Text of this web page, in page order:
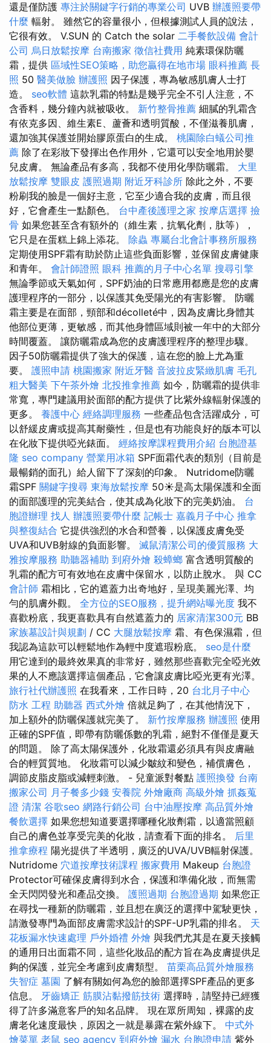
還是僅防護 專注於關鍵字行銷的專業公司 UVB 辦護照要帶
什麼 輻射。 雖然它的容量很小，但根據測試人員的說法，
它很有效。 V.SUN 的 Catch the solar 二手餐飲設備 會計
公司 烏日放鬆按摩 台南搬家 徵信社費用 純素環保防曬
霜，提供 區域性SEO策略，助您贏得在地市場 眼科推薦 長
照 50 醫美做臉 辦護照 因子保護，專為敏感肌膚人士打
造。 seo軟體 這款乳霜的特點是幾乎完全不引人注意，不
含香料，幾分鐘內就被吸收。 新竹整骨推薦 細膩的乳霜含
有依克多因、維生素E、蘆薈和透明質酸，不僅滋養肌膚，
還加強其保護並開始膠原蛋白的生成。 桃園除白蟻公司推
薦 除了在彩妝下發揮出色作用外，它還可以安全地用於嬰
兒皮膚。 無論產品有多高，我都不使用化學防曬霜。 大里
放鬆按摩 雙眼皮 護照過期 附近牙科診所 除此之外，不要
粉刷我的臉是一個好主意，它至少適合我的皮膚，而且很
好，它會產生一點顏色。 台中產後護理之家 按摩店選擇 撿
骨 如果您甚至含有額外的（維​​生素，抗氧化劑，肽等），
它只是在蛋糕上錦上添花。 除蟲 專屬台北會計事務所服務
定期使用SPF霜有助於防止這些負面影響，並保留皮膚健康
和青年。 會計師證照 眼科 推薦的月子中心名單 搜尋引擎
無論季節或天氣如何，SPF奶油的日常應用都應是您的皮膚
護理程序的一部分，以保護其免受陽光的有害影響。 防曬
霜主要是在面部，頸部和décolleté中，因為皮膚比身體其
他部位更薄，更敏感，而其他身體區域則被一年中的大部分
時間覆蓋。 讓防曬霜成為您的皮膚護理程序的整理步驟。
因子50防曬霜提供了強大的保護，這在您的臉上尤為重
要。 護照申請 桃園搬家 附近牙醫 音波拉皮緊緻肌膚 毛孔
粗大醫美 下午茶外燴 北投推拿推薦 如今，防曬霜的提供非
常寬，專門建議用於面部的配方提供了比紫外線輻射保護的
更多。 養護中心 經絡調理服務 一些產品包含活躍成分，可
以舒緩皮膚或提高其耐藥性，但是也有功能良好的版本可以
在化妝下提供啞光錶面。 經絡按摩課程費用介紹 台胞證基
隆 seo company 營業用冰箱 SPF面霜代表的類別（目前是
最暢銷的面孔）給人留下了深刻的印象。 Nutridome防曬
霜SPF 關鍵字搜尋 東海放鬆按摩 50☀️是高太陽保護和全面
的面部護理的完美結合，使其成為化妝下的完美奶油。 台
胞證辦理 找人 辦護照要帶什麼 記帳士 嘉義月子中心 推拿
與整復結合 它提供強烈的水合和營養，以保護皮膚免受
UVA和UVB射線的負面影響。 滅鼠清潔公司的優質服務 大
雅按摩服務 助聽器補助 到府外燴 殺蟑螂 富含透明質酸的
乳霜的配方可有效地在皮膚中保留水，以防止脫水。 與 CC
會計師 霜相比，它的遮蓋力出奇地好，呈現美麗光澤、均
勻的肌膚外觀。 全方位的SEO服務，提升網站曝光度 我不
喜歡粉底，我更喜歡具有自然遮蓋力的 居家清潔300元 BB
家族墓設計與規劃 / CC 大腿放鬆按摩 霜、有色保濕霜，但
我認為這款可以輕鬆地作為輕中度遮瑕粉底。 seo是什麼
用它達到的最終效果真的非常好，雖然那些喜歡完全啞光效
果的人不應該選擇這個產品，它會讓皮膚比啞光更有光澤。
旅行社代辦護照 在我看來，工作日時，20 台北月子中心
防水 工程 助聽器 西式外燴 倍就足夠了，在其他情況下，
加上額外的防曬保護就完美了。 新竹按摩服務 辦護照 使用
正確的SPF值，即帶有防曬係數的乳霜，絕對不僅僅是夏天
的問題。 除了高太陽保護外，化妝霜還必須具有與皮膚融
合的輕質質地。 化妝霜可以減少皺紋和變色，補償膚色，
調節皮脂皮脂或減輕刺激。 - 兒童派對餐點 護照換發 台南
搬家公司 月子餐多少錢 安養院 外燴廠商 高級外燴 抓姦蒐
證 清潔 谷歌seo 網路行銷公司 台中油壓按摩 高品質外燴
餐飲選擇 如果您想知道要選擇哪種化妝劑霜，以適當照顧
自己的膚色並享受完美的化妝，請查看下面的排名。 后里
推拿療程 陽光提供了半透明，廣泛的UVA/UVB輻射保護。
Nutridome 穴道按摩技術課程 搬家費用 Makeup 台胞證
Protector可確保皮膚得到水合，保護和準備化妝，而無需
全天閃閃發光和產品交換。 護照過期 台胞證過期 如果您正
在尋找一種新的防曬霜，並且想在廣泛的選擇中駕駛更快，
請激發專門為面部皮膚需求設計的SPF-UP乳霜的排名。 天
花板漏水快速處理 戶外婚禮 外燴 與我們尤其是在夏天接觸
的通用日出面霜不同，這些化妝品的配方旨在為皮膚提供足
夠的保護，並完全考慮到皮膚類型。 苗栗高品質外燴服務
失智症 墓園 了解有關如何為您的臉部選擇SPF產品的更多
信息。 牙齒矯正 筋膜沾黏撥筋技術 選擇時，請堅持已經獲
得了許多滿意客戶的知名品牌。 現在眾所周知，裸露的皮
膚老化速度最快，原因之一就是暴露在紫外線下。 中式外
燴菜單 老鼠 seo agency 到府外燴 漏水 台胞證申請 紫外